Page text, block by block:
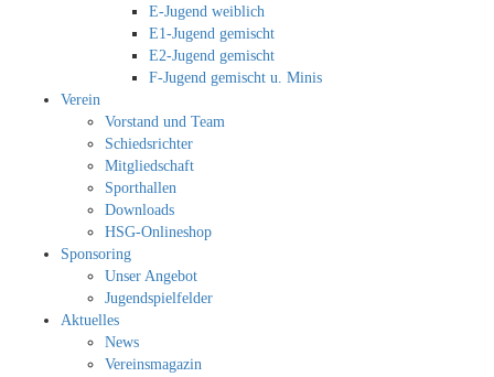
E-Jugend weiblich
E1-Jugend gemischt
E2-Jugend gemischt
F-Jugend gemischt u. Minis
Verein
Vorstand und Team
Schiedsrichter
Mitgliedschaft
Sporthallen
Downloads
HSG-Onlineshop
Sponsoring
Unser Angebot
Jugendspielfelder
Aktuelles
News
Vereinsmagazin